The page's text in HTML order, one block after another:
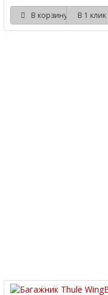
В корзину В 1 клик